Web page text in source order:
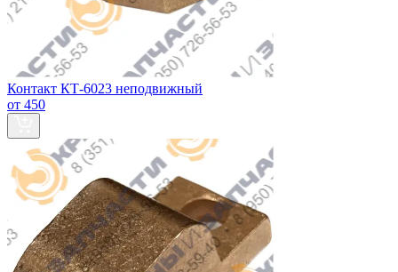
Контакт КТ-6023 неподвижный
от 450